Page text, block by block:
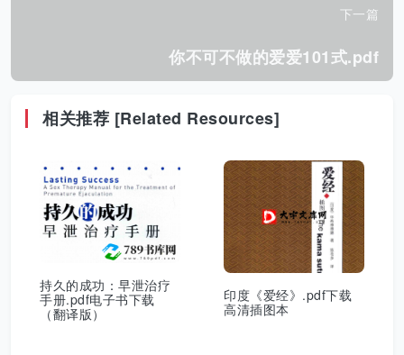
下一篇
你不可不做的爱爱101式.pdf
相关推荐 [Related Resources]
持久的成功：早泄治疗
手册.pdf电子书下载
（翻译版）
印度《爱经》.pdf下载
高清插图本